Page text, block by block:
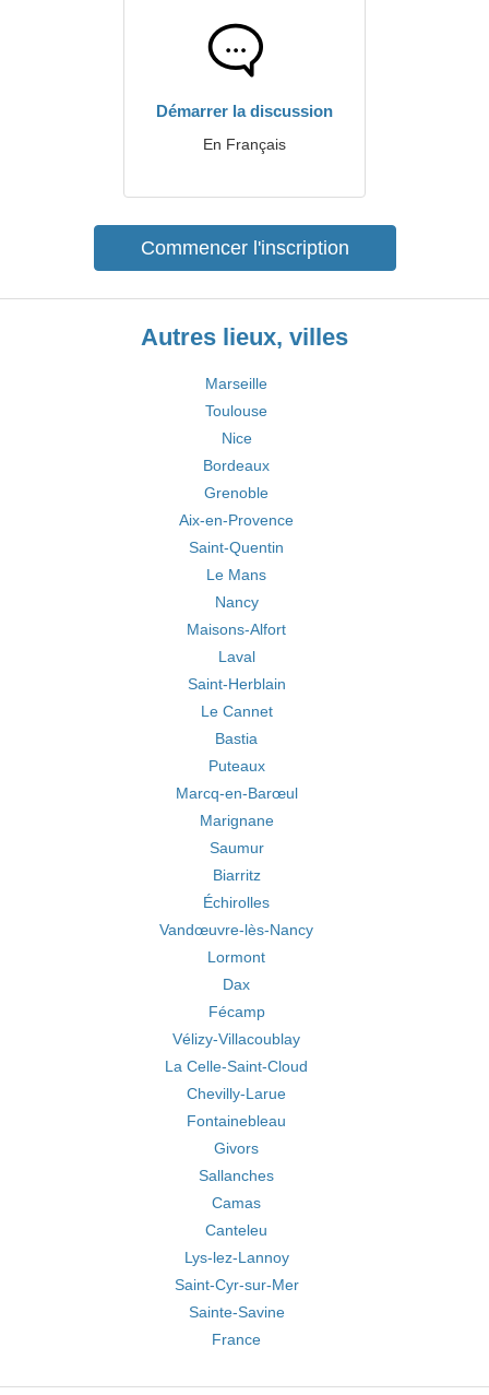
Démarrer la discussion
En Français
Commencer l'inscription
Autres lieux, villes
Marseille
Toulouse
Nice
Bordeaux
Grenoble
Aix-en-Provence
Saint-Quentin
Le Mans
Nancy
Maisons-Alfort
Laval
Saint-Herblain
Le Cannet
Bastia
Puteaux
Marcq-en-Barœul
Marignane
Saumur
Biarritz
Échirolles
Vandœuvre-lès-Nancy
Lormont
Dax
Fécamp
Vélizy-Villacoublay
La Celle-Saint-Cloud
Chevilly-Larue
Fontainebleau
Givors
Sallanches
Camas
Canteleu
Lys-lez-Lannoy
Saint-Cyr-sur-Mer
Sainte-Savine
France